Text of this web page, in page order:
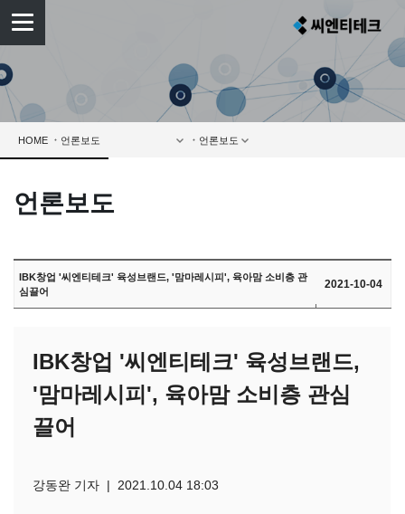
HOME
언론보도
IBK창업 '씨엔티테크' 육성브랜드, '맘마레시피', 육아맘 소비층 관
심끌어
2021-10-04
IBK창업 '씨엔티테크' 육성브랜드,
'맘마레시피', 육아맘 소비층 관심
끌어
강동완 기자 | 2021.10.04 18:03